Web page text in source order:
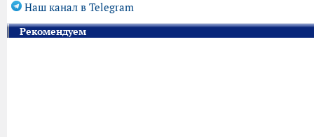
Наш канал в Telegram
Рекомендуем